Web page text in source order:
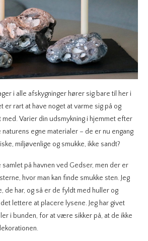
i alle afskygninger hører sig bare til her i
er rart at have noget at varme sig på og
med. Varier din udsmykning i hjemmet efter
egne materialer – de er nu engang
miljøvenlige og smukke, ikke sandt?
på havnen ved Gedser, men der er
hvor man kan finde smukke sten. Jeg
de har, og så er de fyldt med huller og
lettere at placere lysene. Jeg har givet
i bunden, for at være sikker på, at de ikke